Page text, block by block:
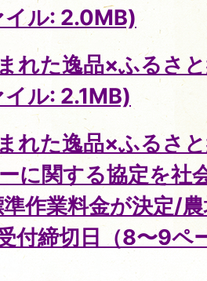
イル: 2.0MB)
れた逸品×ふるさ
ル: 2.1MB)
れた逸品×ふるさ
に関する協定を社
作業料金が決定/
付締切日（8〜9ペ